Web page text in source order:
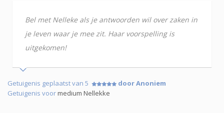
Bel met Nelleke als je antwoorden wil over zaken in
je leven waar je mee zit. Haar voorspelling is
uitgekomen!
Getuigenis geplaatst van 5
door Anoniem
Getuigenis voormedium Nellekke